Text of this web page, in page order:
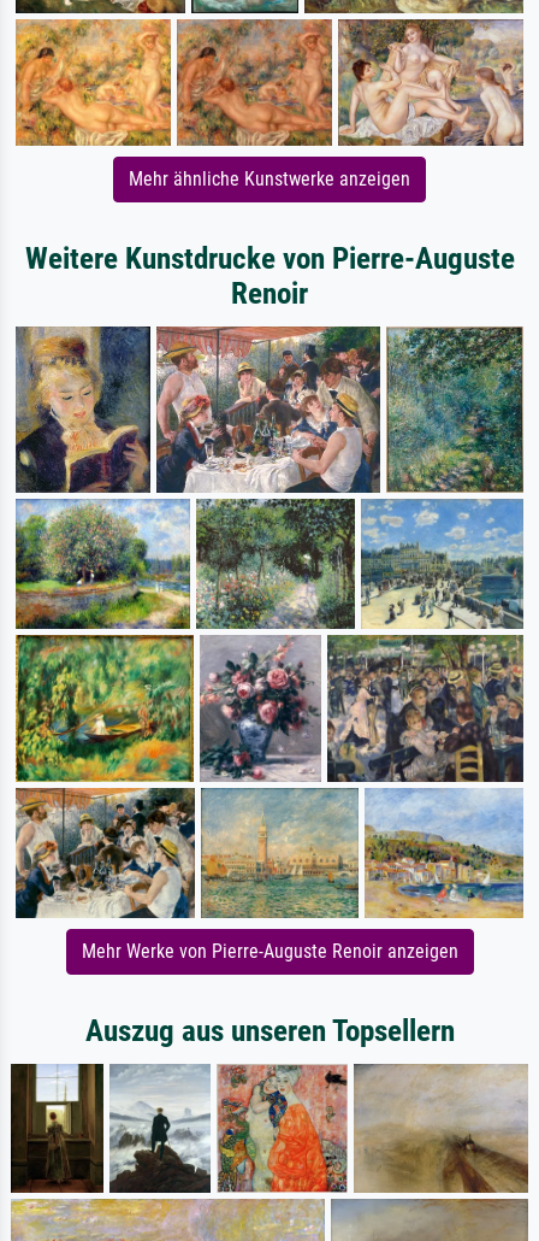
Mehr ähnliche Kunstwerke anzeigen
Weitere Kunstdrucke von Pierre-Auguste
Renoir
Mehr Werke von Pierre-Auguste Renoir anzeigen
Auszug aus unseren Topsellern